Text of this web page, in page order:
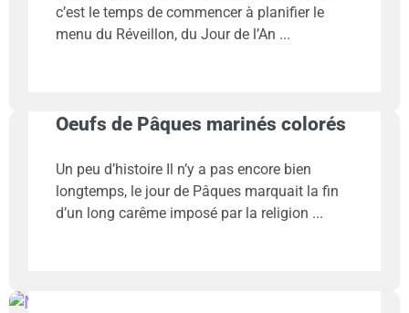
c’est le temps de commencer à planifier le
menu du Réveillon, du Jour de l’An
Oeufs de Pâques marinés colorés
Un peu d’histoire Il n’y a pas encore bien
longtemps, le jour de Pâques marquait la fin
d’un long carême imposé par la religion